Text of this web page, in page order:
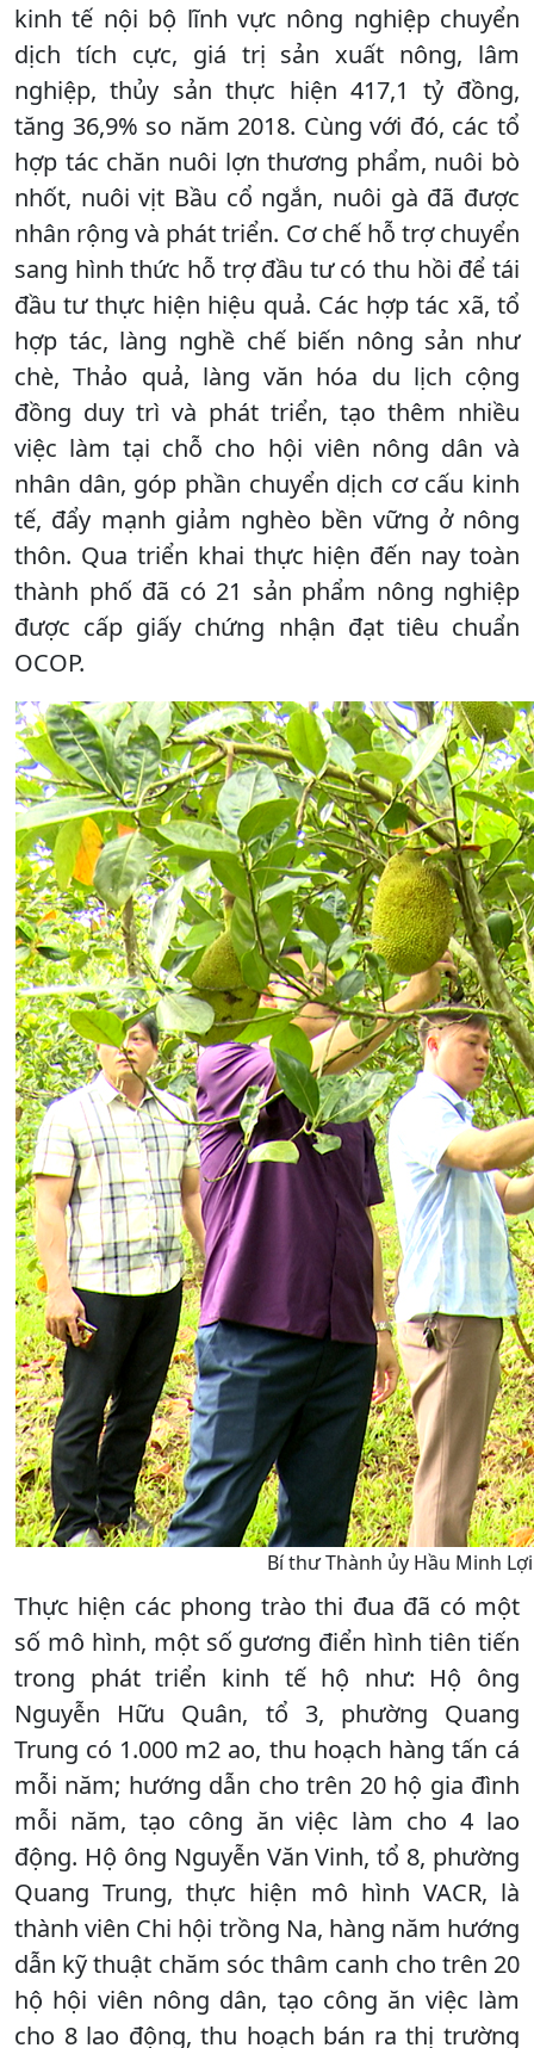
kinh tế nội bộ lĩnh vực nông nghiệp chuyển
dịch tích cực, giá trị sản xuất nông, lâm
nghiệp, thủy sản thực hiện 417,1 tỷ đồng,
tăng 36,9% so năm 2018. Cùng với đó, các tổ
hợp tác chăn nuôi lợn thương phẩm, nuôi bò
nhốt, nuôi vịt Bầu cổ ngắn, nuôi gà đã được
nhân rộng và phát triển. Cơ chế hỗ trợ chuyển
sang hình thức hỗ trợ đầu tư có thu hồi để tái
đầu tư thực hiện hiệu quả. Các hợp tác xã, tổ
hợp tác, làng nghề chế biến nông sản như
chè, Thảo quả, làng văn hóa du lịch cộng
đồng duy trì và phát triển, tạo thêm nhiều
việc làm tại chỗ cho hội viên nông dân và
nhân dân, góp phần chuyển dịch cơ cấu kinh
tế, đẩy mạnh giảm nghèo bền vững ở nông
thôn. Qua triển khai thực hiện đến nay toàn
thành phố đã có 21 sản phẩm nông nghiệp
được cấp giấy chứng nhận đạt tiêu chuẩn
OCOP.
Bí thư Thành ủy Hầu Minh
Thực hiện các phong trào thi đua đã có một
số mô hình, một số gương điển hình tiên tiến
trong phát triển kinh tế hộ như: Hộ ông
Nguyễn Hữu Quân, tổ 3, phường Quang
Trung có 1.000 m2 ao, thu hoạch hàng tấn cá
mỗi năm; hướng dẫn cho trên 20 hộ gia đình
mỗi năm, tạo công ăn việc làm cho 4 lao
động. Hộ ông Nguyễn Văn Vinh, tổ 8, phường
Quang Trung, thực hiện mô hình VACR, là
thành viên Chi hội trồng Na, hàng năm hướng
dẫn kỹ thuật chăm sóc thâm canh cho trên 20
hộ hội viên nông dân, tạo công ăn việc làm
cho 8 lao động, thu hoạch bán ra thị trường